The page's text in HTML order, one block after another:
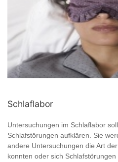
Schlaflabor
Untersuchungen im Schlaflabor
Schlafstörungen aufklären. Sie
andere Untersuchungen die Art
konnten oder sich